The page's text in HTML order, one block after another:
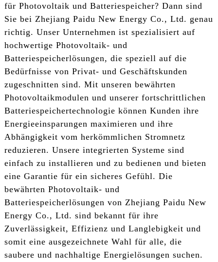
für Photovoltaik und Batteriespeicher? Dann sind
Sie bei Zhejiang Paidu New Energy Co., Ltd. genau
richtig. Unser Unternehmen ist spezialisiert auf
hochwertige Photovoltaik- und
Batteriespeicherlösungen, die speziell auf die
Bedürfnisse von Privat- und Geschäftskunden
zugeschnitten sind. Mit unseren bewährten
Photovoltaikmodulen und unserer fortschrittlichen
Batteriespeichertechnologie können Kunden ihre
Energieeinsparungen maximieren und ihre
Abhängigkeit vom herkömmlichen Stromnetz
reduzieren. Unsere integrierten Systeme sind
einfach zu installieren und zu bedienen und bieten
eine Garantie für ein sicheres Gefühl. Die
bewährten Photovoltaik- und
Batteriespeicherlösungen von Zhejiang Paidu New
Energy Co., Ltd. sind bekannt für ihre
Zuverlässigkeit, Effizienz und Langlebigkeit und
somit eine ausgezeichnete Wahl für alle, die
saubere und nachhaltige Energielösungen suchen.